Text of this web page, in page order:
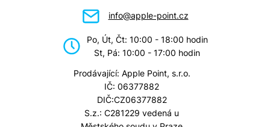
info@apple-point.cz
Po, Út, Čt: 10:00 - 18:00 hodin
St, Pá: 10:00 - 17:00 hodin
Prodávající: Apple Point, s.r.o.
IČ: 06377882
DIČ:CZ06377882
S.z.: C281229 vedená u